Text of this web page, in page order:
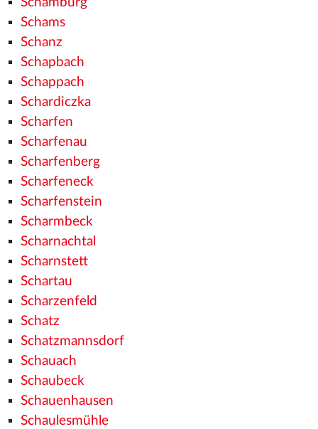
Schams
Schanz
Schapbach
Schappach
Schardiczka
Scharfen
Scharfenau
Scharfenberg
Scharfeneck
Scharfenstein
Scharmbeck
Scharnachtal
Scharnstett
Schartau
Scharzenfeld
Schatz
Schatzmannsdorf
Schauach
Schaubeck
Schauenhausen
Schaulesmühle